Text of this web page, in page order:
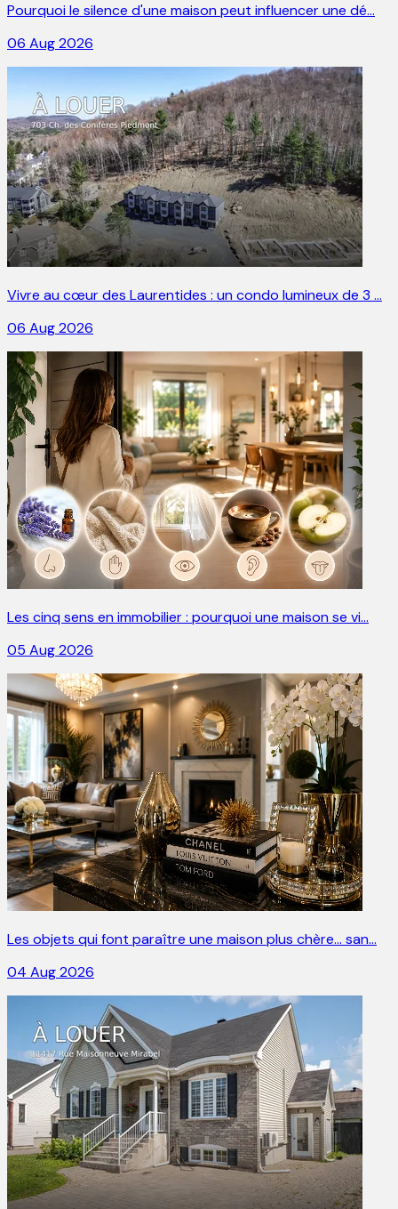
Pourquoi le silence d'une maison peut influencer une dé…
06 Aug 2026
Vivre au cœur des Laurentides : un condo lumineux de 3 …
06 Aug 2026
Les cinq sens en immobilier : pourquoi une maison se vi…
05 Aug 2026
Les objets qui font paraître une maison plus chère… san…
04 Aug 2026